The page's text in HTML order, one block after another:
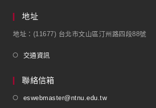
地址
地址：(11677) 台北市文山區汀州路四段88號
交通資訊
聯絡信箱
eswebmaster@ntnu.edu.tw